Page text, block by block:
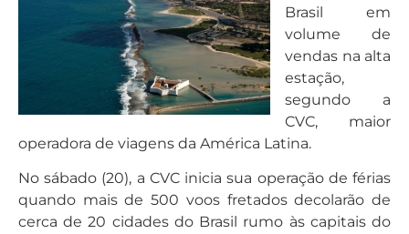
Brasil em
volume de
vendas na alta
estação,
segundo a
CVC, maior
operadora de viagens da América Latina.
No sábado (20), a CVC inicia sua operação de férias
quando mais de 500 voos fretados decolarão de
cerca de 20 cidades do Brasil rumo às capitais do